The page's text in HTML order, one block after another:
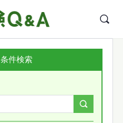
条件検索